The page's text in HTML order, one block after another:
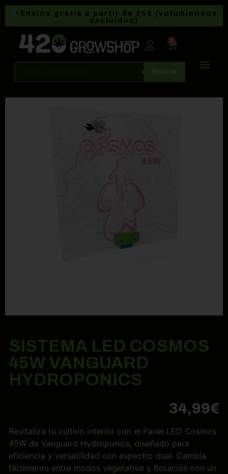
Envíos gratis a partir de 25€ (voluminosos
excluidos)
0
Buscar
SISTEMA LED COSMOS
45W VANGUARD
HYDROPONICS
34,99€
Revitaliza tu cultivo interior con el Panel LED Cosmos
45W de Vanguard Hydroponics, diseñado para
eficiencia y versatilidad con espectro dual. Cambia
fácilmente entre modos vegetativo y floración con un